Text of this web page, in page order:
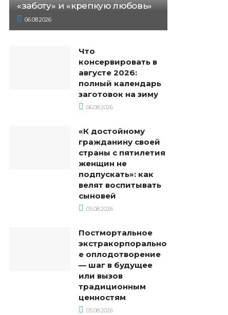
«заботу» и «крепкую любовь»
06.08.2026
Что
консервировать в
августе 2026:
полный календарь
заготовок на зиму
06.08.2026
«К достойному
гражданину своей
страны с пятилетия
женщин не
подпускать»: как
велят воспитывать
сыновей
05.08.2026
Постмортальное
экстракорпорально
е оплодотворение
— шаг в будущее
или вызов
традиционным
ценностям
05.08.2026